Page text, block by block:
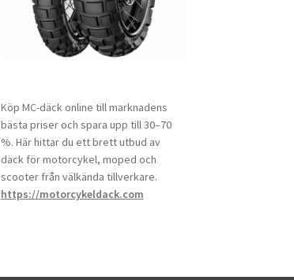
Köp MC-däck online till marknadens
bästa priser och spara upp till 30–70
%. Här hittar du ett brett utbud av
däck för motorcykel, moped och
scooter från välkända tillverkare.
https://motorcykeldack.com